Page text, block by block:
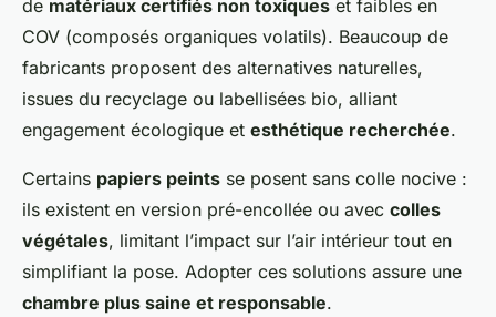
de matériaux certifiés non toxiques et faibles en
COV (composés organiques volatils). Beaucoup de
fabricants proposent des alternatives naturelles,
issues du recyclage ou labellisées bio, alliant
engagement écologique et esthétique recherchée.
Certains papiers peints se posent sans colle nocive :
ils existent en version pré-encollée ou avec colles
végétales, limitant l’impact sur l’air intérieur tout en
simplifiant la pose. Adopter ces solutions assure une
chambre plus saine et responsable.